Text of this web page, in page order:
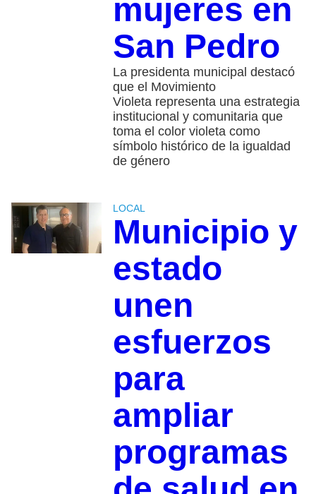
mujeres en
San Pedro
La presidenta municipal destacó
que el Movimiento
Violeta representa una estrategia
institucional y comunitaria que
toma el color violeta como
símbolo histórico de la igualdad
de género
LOCAL
Municipio y
estado
unen
esfuerzos
para
ampliar
programas